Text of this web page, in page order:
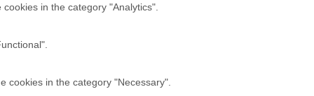
in the category "Analytics".
cookies in the category "Necessary".